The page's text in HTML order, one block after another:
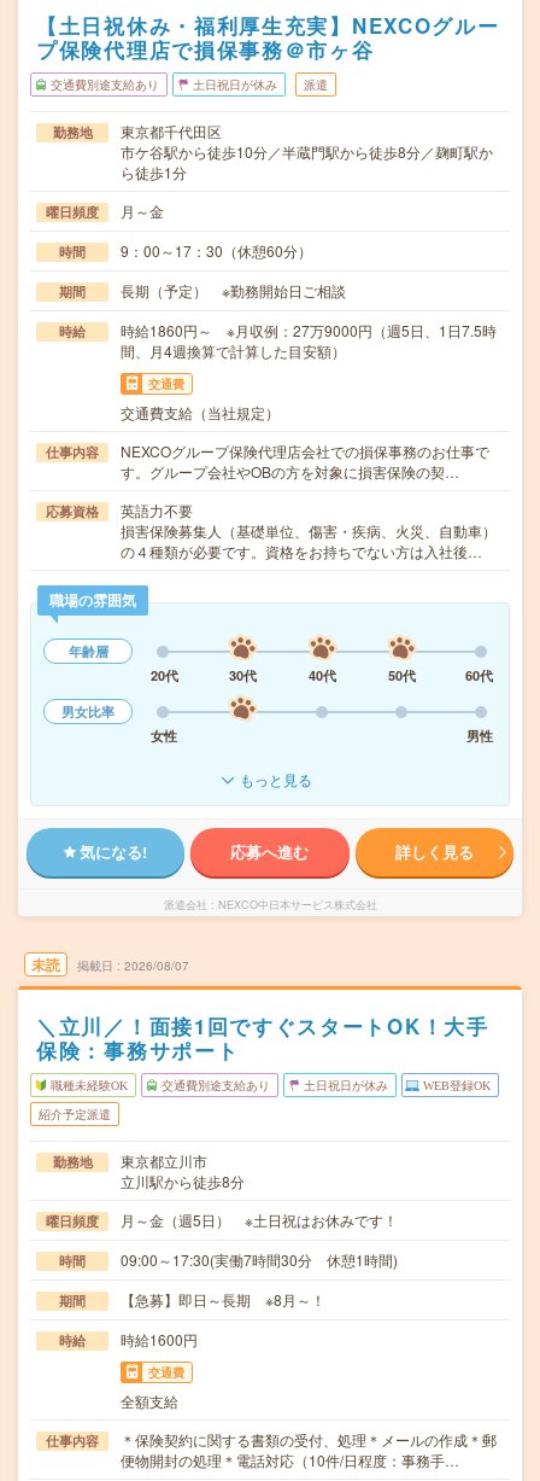
【土日祝休み・福利厚生充実】NEXCOグルー
プ保険代理店で損保事務＠市ヶ谷
交通費別途支給あり 土日祝日が休み 派遣
勤務地
東京都千代田区
市ケ谷駅から徒歩10分／半蔵門駅から徒歩8分／麹町駅か
ら徒歩1分
曜日頻度 月～金
時間 9：00～17：30（休憩60分）
期間 長期（予定） ※勤務開始日ご相談
時給
時給1860円～ ※月収例：27万9000円（週5日、1日7.5時
間、月4週換算で計算した目安額）
交通費
交通費支給（当社規定）
仕事内容
NEXCOグループ保険代理店会社での損保事務のお仕事で
す。グループ会社やOBの方を対象に損害保険の契…
応募資格
英語力不要
損害保険募集人（基礎単位、傷害・疾病、火災、自動車）
の４種類が必要です。資格をお持ちでない方は入社後…
職場の雰囲気
年齢層
20代
30代 40代 50代
60代
男女比率
女性
男性
もっと見る
気になる! 応募へ進む 詳しく見る
派遣会社 NEXCO中日本サービス株式会社
未読 掲載日 2026/08/07
＼立川／！面接1回ですぐスタートOK！大手
保険：事務サポート
職種未経験OK 交通費別途支給あり 土日祝日が休み WEB登録OK
紹介予定派遣
勤務地
東京都立川市
立川駅から徒歩8分
曜日頻度 月～金（週5日） ※土日祝はお休みです！
時間 09:00～17:30(実働7時間30分 休憩1時間)
期間 【急募】即日～長期 ※8月～！
時給 時給1600円
交通費
全額支給
仕事内容
＊保険契約に関する書類の受付、処理＊メールの作成＊郵
便物開封の処理＊電話対応（10件/日程度：事務手…